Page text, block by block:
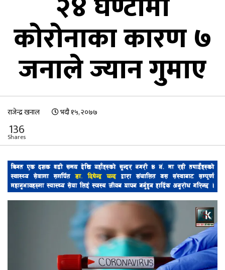
कोरोनाका कारण ७
जनाले ज्यान गुमाए
राजेन्द्र खनाल भदौ १५, २०७७
136
Shares